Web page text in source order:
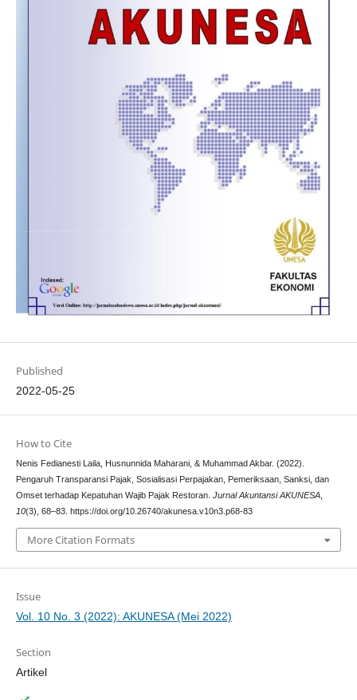
Published
2022-05-25
How to Cite
Nenis Fedianesti Laila, Husnunnida Maharani, & Muhammad Akbar. (2022).
Pengaruh Transparansi Pajak, Sosialisasi Perpajakan, Pemeriksaan, Sanksi, dan
Omset terhadap Kepatuhan Wajib Pajak Restoran. Jurnal Akuntansi AKUNESA,
10(3), 68–83. https://doi.org/10.26740/akunesa.v10n3.p68-83
More Citation Formats
Issue
Vol. 10 No. 3 (2022): AKUNESA (Mei 2022)
Section
Artikel